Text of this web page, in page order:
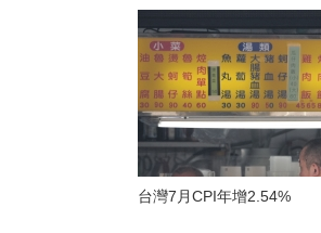
台灣7月CPI年增2.54%